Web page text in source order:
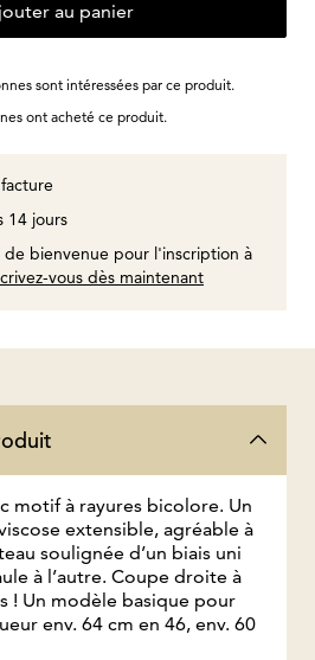
au panier
sont intéressées par ce produit.
ont acheté ce produit.
14 jours
bienvenue pour l'inscription à
vous dès maintenant
motif à rayures bicolore. Un
extensible, agréable à
soulignée d’un biais uni
à l’autre. Coupe droite à
! Un modèle basique pour
env. 64 cm en 46, env. 60